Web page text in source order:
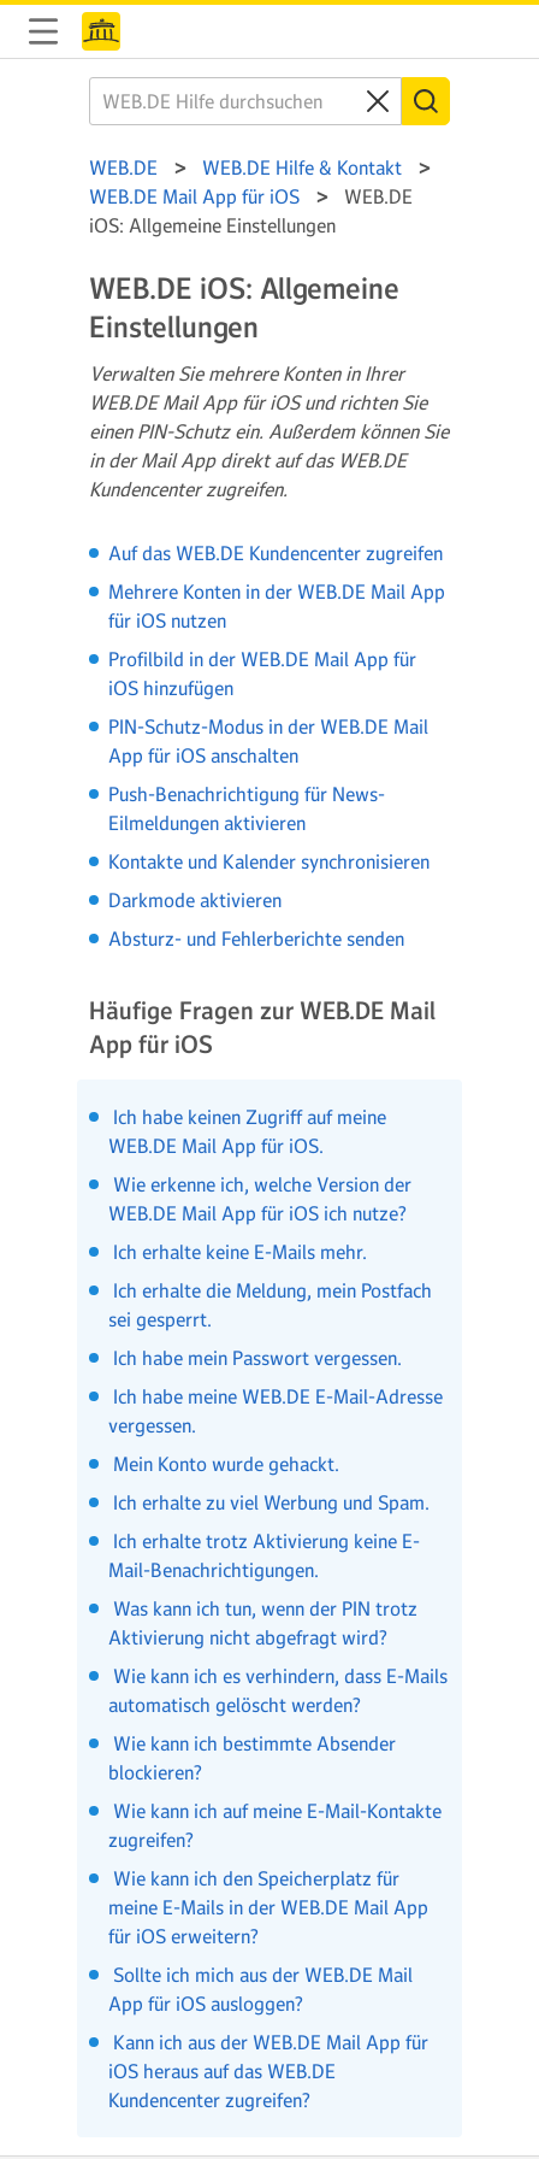
WEB.DE
WEB.DE Hilfe & Kontakt
WEB.DE Mail App für iOS
WEB.DE
iOS: Allgemeine Einstellungen
WEB.DE iOS: Allgemeine
Einstellungen
Verwalten Sie mehrere Konten in Ihrer
WEB.DE Mail App für iOS und richten Sie
einen PIN-Schutz ein. Außerdem können Sie
in der Mail App direkt auf das WEB.DE
Kundencenter zugreifen.
Auf das WEB.DE Kundencenter zugreifen
Mehrere Konten in der WEB.DE Mail App
für iOS nutzen
Profilbild in der WEB.DE Mail App für
iOS hinzufügen
PIN-Schutz-Modus in der WEB.DE Mail
App für iOS anschalten
Push-Benachrichtigung für News-
Eilmeldungen aktivieren
Kontakte und Kalender synchronisieren
Darkmode aktivieren
Absturz- und Fehlerberichte senden
Häufige Fragen zur WEB.DE Mail
App für iOS
Ich habe keinen Zugriff auf meine
WEB.DE Mail App für iOS.
Wie erkenne ich, welche Version der
WEB.DE Mail App für iOS ich nutze?
Ich erhalte keine E-Mails mehr.
Ich erhalte die Meldung, mein Postfach
sei gesperrt.
Ich habe mein Passwort vergessen.
Ich habe meine WEB.DE E-Mail-Adresse
vergessen.
Mein Konto wurde gehackt.
Ich erhalte zu viel Werbung und Spam.
Ich erhalte trotz Aktivierung keine E-
Mail-Benachrichtigungen.
Was kann ich tun, wenn der PIN trotz
Aktivierung nicht abgefragt wird?
Wie kann ich es verhindern, dass E-Mails
automatisch gelöscht werden?
Wie kann ich bestimmte Absender
blockieren?
Wie kann ich auf meine E-Mail-Kontakte
zugreifen?
Wie kann ich den Speicherplatz für
meine E-Mails in der WEB.DE Mail App
für iOS erweitern?
Sollte ich mich aus der WEB.DE Mail
App für iOS ausloggen?
Kann ich aus der WEB.DE Mail App für
iOS heraus auf das WEB.DE
Kundencenter zugreifen?